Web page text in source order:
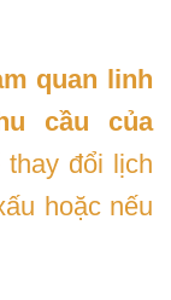
quan linh
cầu của
đổi lịch
hoặc nếu